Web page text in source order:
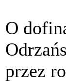
O
przez